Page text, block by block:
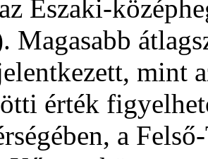
Északi-
Magasabb
mint
érték
a